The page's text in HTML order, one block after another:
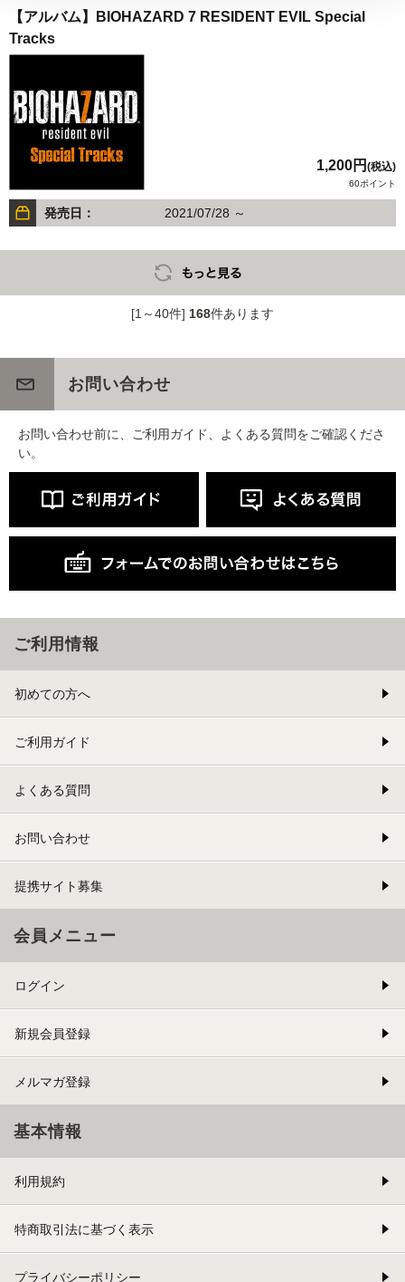
【アルバム】BIOHAZARD 7 RESIDENT EVIL Special
Tracks
1,200円 (税込)
60ポイント
発売日： 2021/07/28 ～
[1～40件] 168件あります
お問い合わせ
お問い合わせ前に、ご利用ガイド、よくある質問をご確認くださ
い。
ご利用情報
初めての方へ
ご利用ガイド
よくある質問
お問い合わせ
提携サイト募集
会員メニュー
ログイン
新規会員登録
メルマガ登録
基本情報
利用規約
特商取引法に基づく表示
プライバシーポリシー